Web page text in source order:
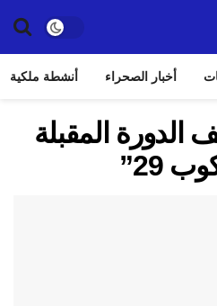
أخبار الصحراء أنشطة ملكية
الدورة المقبلة
29”